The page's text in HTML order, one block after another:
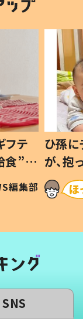
フテ
食”を
親
編集部
ひ孫
が、
「涙が
い」
SNS